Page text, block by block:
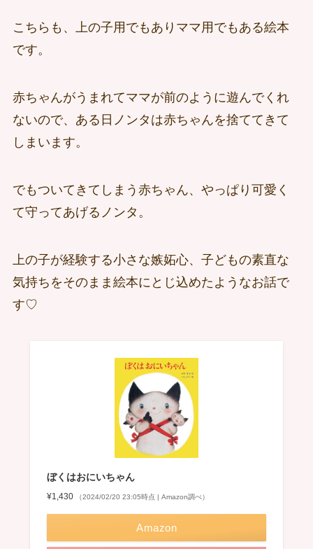
こちらも、上の子用でもありママ用でもある絵本
です。
赤ちゃんがうまれてママが前のように遊んでくれ
ないので、ある日ノンタは赤ちゃんを捨ててきて
しまいます。
でもついてきてしまう赤ちゃん、やっぱり可愛く
て守ってあげるノンタ。
上の子が経験する小さな嫉妬心、子どもの素直な
気持ちをそのまま絵本にとじ込めたようなお話で
す♡
ぼくはおにいちゃん
¥1,430 （2024/02/20 23:05時点 | Amazon調べ）
Amazon